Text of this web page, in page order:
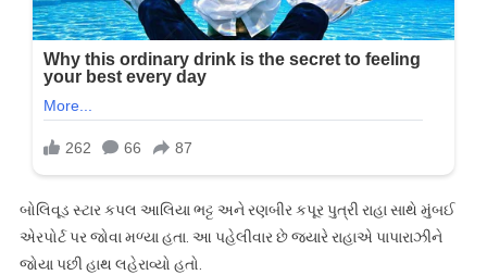
બોલિવૂડ સ્ટાર કપલ આલિયા ભટ્ટ અને રણબીર કપૂર પુત્રી રાહા સાથે મુંબઈ
એરપોર્ટ પર જોવા મળ્યા હતા. આ પહેલીવાર છે જ્યારે રાહાએ પાપારાઝીને
જોયા પછી હાથ લહેરાવ્યો હતો.